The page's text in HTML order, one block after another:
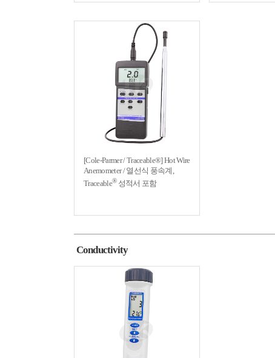
[Cole-Parmer / Traceable®] Hot Wire
Anemometer / 열선식 풍속계,
Traceable®성적서 포함
Conductivity